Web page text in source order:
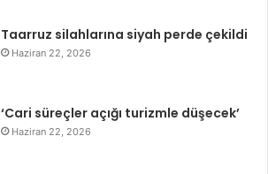
Taarruz silahlarına siyah perde çekildi
Haziran 22, 2026
‘Cari süreçler açığı turizmle düşecek’
Haziran 22, 2026